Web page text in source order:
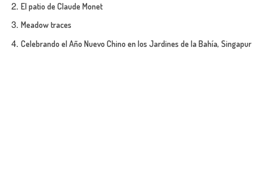
El patio de Claude Monet
Meadow traces
Celebrando el Año Nuevo Chino en los Jardines de la Bahía, Singapur